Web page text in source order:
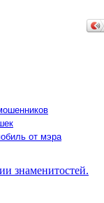
от мэра
знаменитостей.